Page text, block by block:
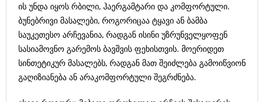
ის უნდა იყოს რბილი, ჰაერგამტარი და კომფორტული.
ბუნებრივი მასალები, როგორიცაა ტყავი ან ბამბა
საუკეთესო არჩევანია, რადგან ისინი უზრუნველყოფენ
სასიამოვნო გარემოს ბავშვის ფეხისთვის. მოერიდეთ
სინთეტიკურ მასალებს, რადგან მათ შეიძლება გამოიწვიონ
გაღიზიანება ან არაკომფორტული შეგრძნება.